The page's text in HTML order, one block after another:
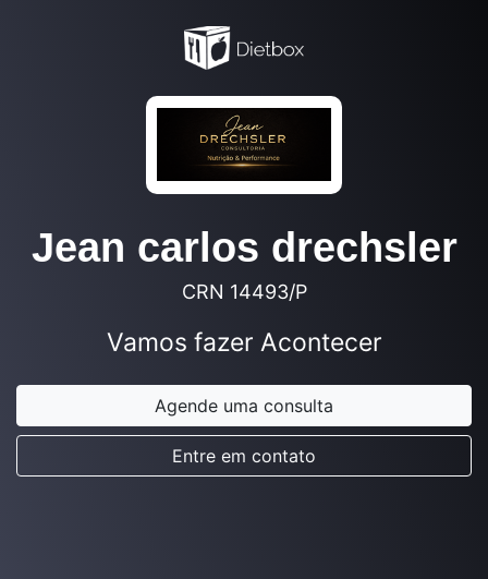
Jean carlos drechsler
CRN 14493/P
Vamos fazer Acontecer
Agende uma consulta
Entre em contato